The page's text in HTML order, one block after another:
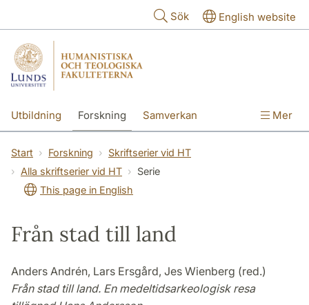
Sök English website
Utbildning Forskning Samverkan Mer
Start Forskning
Skriftserier vid HT
Alla skriftserier vid HT
Serie
This page in English
Från stad till land
Anders Andrén, Lars Ersgård, Jes Wienberg (red.)
Från stad till land. En medeltidsarkeologisk resa